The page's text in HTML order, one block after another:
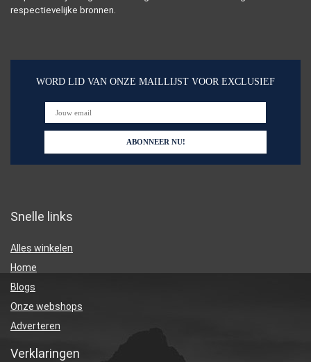
respectievelijke bronnen.
WORD LID VAN ONZE MAILLIJST VOOR EXCLUSIEF
Snelle links
Alles winkelen
Home
Blogs
Onze webshops
Adverteren
Verklaringen